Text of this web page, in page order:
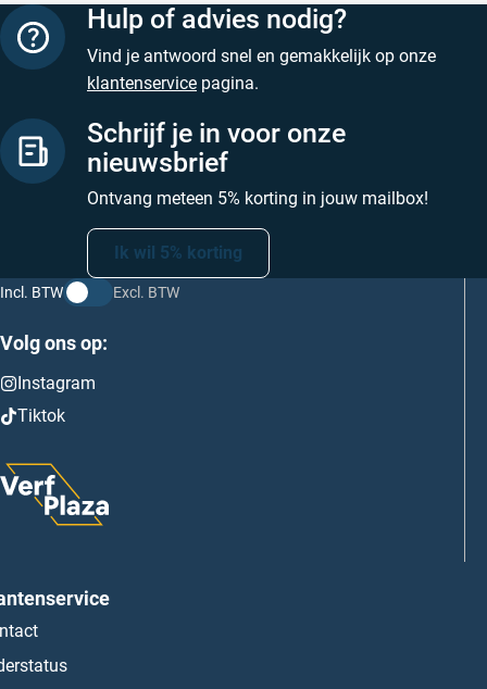
Hulp of advies nodig?
Vind je antwoord snel en gemakkelijk op onze
klantenservice pagina.
Schrijf je in voor onze
nieuwsbrief
Ontvang meteen 5% korting in jouw mailbox!
Ik wil 5% korting
Incl. BTW Excl. BTW
Volg ons op:
Instagram
Tiktok